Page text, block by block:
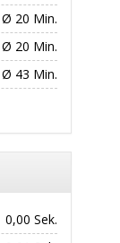
Ø 20 Min.
Ø 20 Min.
Ø 43 Min.
0,00 Sek.